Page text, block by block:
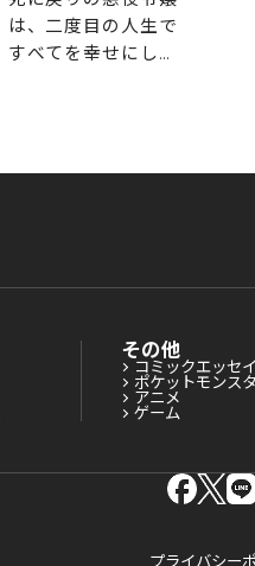
は、二度目の人生で
すべてを幸せにして
その他
コミックエッセイ
ポケットモンス
アニメ
ゲーム
プライバシー